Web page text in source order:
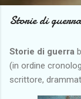
Storie di guerra
Storie di guerra
(in ordine
scrittore,